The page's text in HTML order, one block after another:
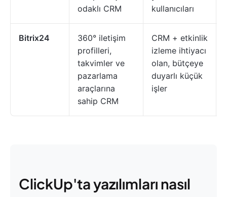
odaklı CRM
kullanıcıları
Bitrix24
360° iletişim
profilleri,
takvimler ve
pazarlama
araçlarına
sahip CRM
CRM + etkinlik
izleme ihtiyacı
olan, bütçeye
duyarlı küçük
işler
ClickUp'ta yazılımları nasıl